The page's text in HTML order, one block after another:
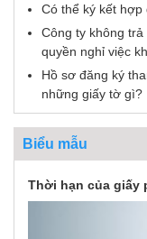
Có thể ký kết hợp
Công ty không
quyền nghỉ việc
Hồ sơ đăng ký
những giấy tờ gì?
Biểu mẫu
Thời hạn của giấy